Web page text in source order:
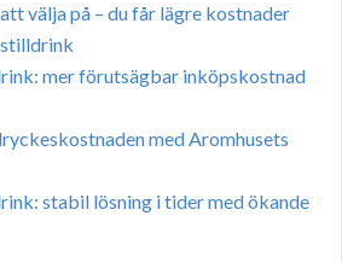
välja på – du får lägre kostnader
mer förutsägbar inköpskostnad
med Aromhusets
stabil lösning i tider med ökande